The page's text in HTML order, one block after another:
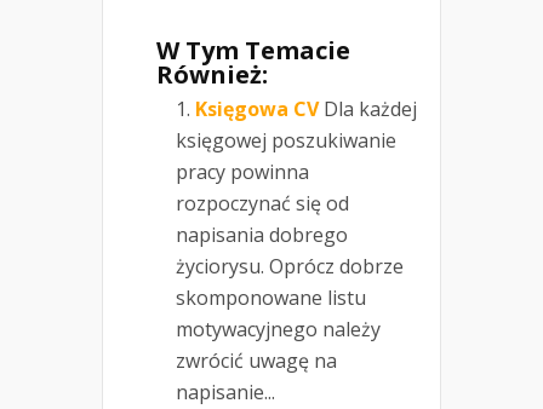
W Tym Temacie
Również:
Księgowa CV Dla każdej
księgowej poszukiwanie
pracy powinna
rozpoczynać się od
napisania dobrego
życiorysu. Oprócz dobrze
skomponowane listu
motywacyjnego należy
zwrócić uwagę na
napisanie...